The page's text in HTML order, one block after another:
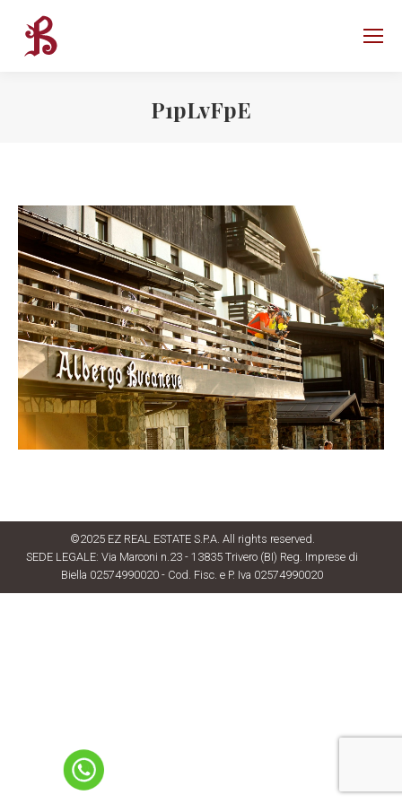
P1pLvFpE
©2025 EZ REAL ESTATE S.P.A. All rights reserved.
SEDE LEGALE: Via Marconi n.23 - 13835 Trivero (BI) Reg. Imprese di
Biella 02574990020 - Cod. Fisc. e P. Iva 02574990020